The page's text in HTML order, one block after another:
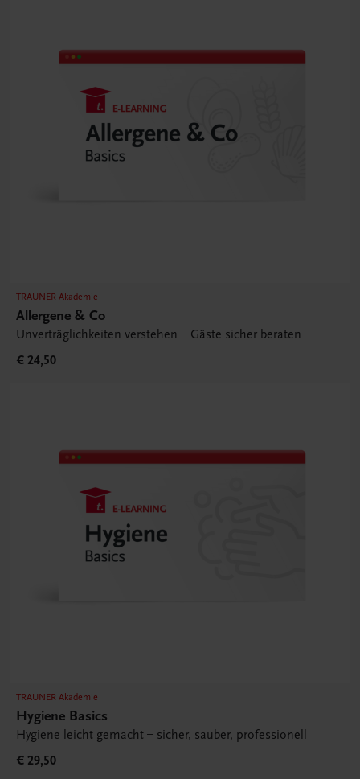
TRAUNER Akademie
Allergene & Co
Unverträglichkeiten verstehen – Gäste sicher beraten
€ 24,50
TRAUNER Akademie
Hygiene Basics
Hygiene leicht gemacht – sicher, sauber, professionell
€ 29,50